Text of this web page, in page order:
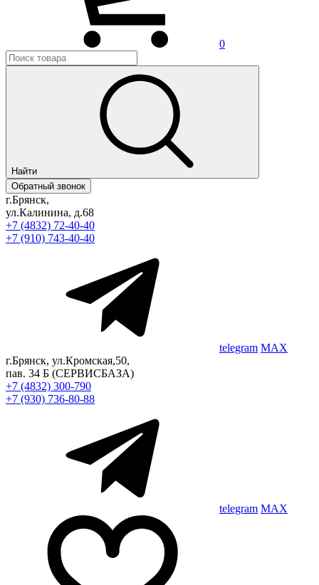
0
Найти
Обратный звонок
г.Брянск,
ул.Калинина, д.68
+7 (4832) 72-40-40
+7 (910) 743-40-40
telegram MAX
г.Брянск, ул.Кромская,50,
пав. 34 Б (СЕРВИСБАЗА)
+7 (4832) 300-790
+7 (930) 736-80-88
telegram MAX